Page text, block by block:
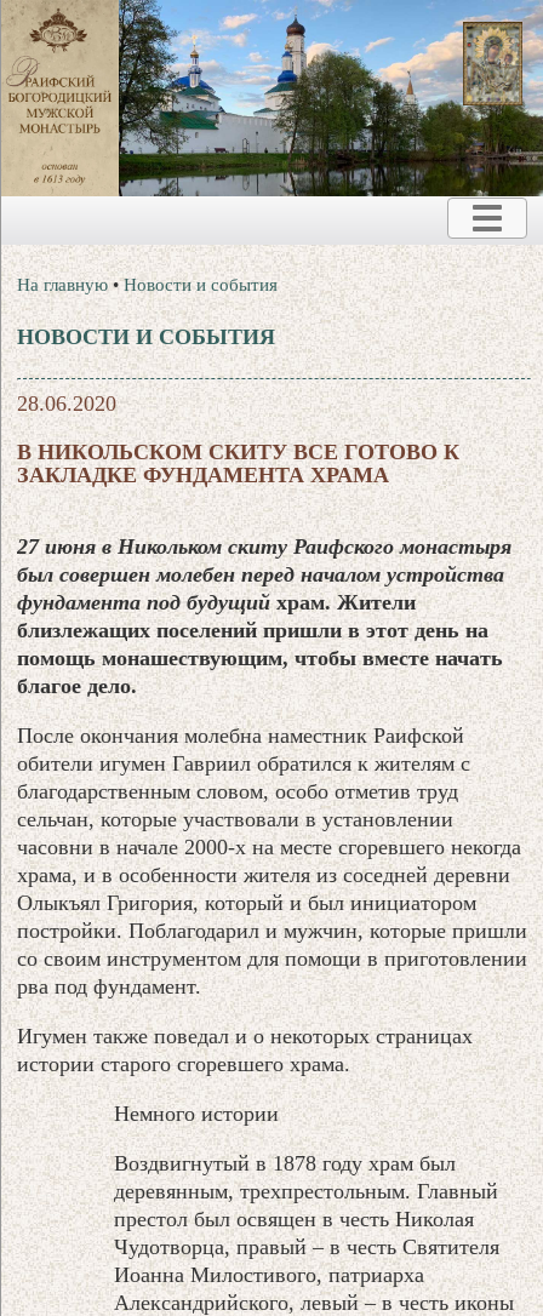
На главную •Новости и события
НОВОСТИ И СОБЫТИЯ
28.06.2020
В НИКОЛЬСКОМ СКИТУ ВСЕ ГОТОВО К
ЗАКЛАДКЕ ФУНДАМЕНТА ХРАМА
27 июня в Никольком скиту Раифского монастыря
был совершен молебен перед началом устройства
фундамента под будущийхрам. Жители
близлежащих поселений пришли в этот день на
помощь монашествующим, чтобы вместе начать
благое дело.
После окончания молебна наместник Раифской
обители игумен Гавриил обратился к жителям с
благодарственным словом, особо отметив труд
сельчан, которые участвовали в установлении
часовни в начале 2000-х на месте сгоревшего некогда
храма, и в особенности жителя из соседней деревни
Олыкъял Григория, который и был инициатором
постройки. Поблагодарил и мужчин, которые пришли
со своим инструментом для помощи в приготовлении
рва под фундамент.
Игумен также поведал и о некоторых страницах
истории старого сгоревшего храма.
Немного истории
Воздвигнутый в 1878 году храм был
деревянным, трехпрестольным. Главный
престол был освящен в честь Николая
Чудотворца, правый – в честь Святителя
Иоанна Милостивого, патриарха
Александрийского, левый – в честь иконы